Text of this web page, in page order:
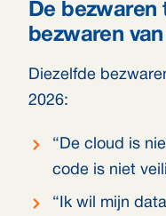
De bezwaren
bezwaren
Diezelfde
2026:
“De cloud is
code is niet
“Ik wil mijn